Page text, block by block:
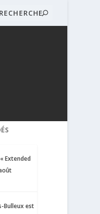
Extended
Bulleux est